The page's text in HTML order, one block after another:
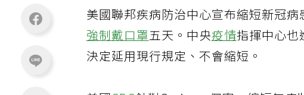
美國聯邦疾病防治中心宣布縮短新冠
強制戴口罩五天。中央疫情指揮中心
決定延用現行規定、不會縮短。